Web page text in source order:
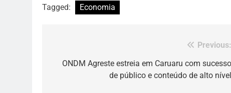
Tagged: Economia
de
Previous:
ONDM Agreste estreia em Caruaru com sucesso
de público e conteúdo de alto nível